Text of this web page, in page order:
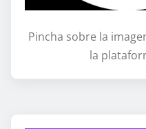
Pincha sobre la
la